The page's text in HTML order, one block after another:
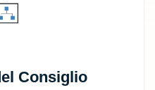
Consiglio